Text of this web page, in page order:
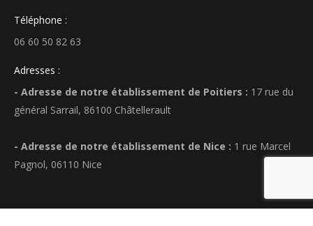
Téléphone :
06 60 50 82 63
Adresses :
- Adresse de notre établissement de Poitiers : 17 rue du
général Sarrail, 86100 Châtellerault
- Adresse de notre établissement de Nice : 1 rue Marcel
Pagnol, 06110 Nice